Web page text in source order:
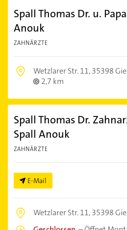
Spall Thomas Dr. u.
Anouk
ZAHNÄRZTE
Wetzlarer Str. 11,35398
2,7 km
Spall Thomas Dr.
Spall Anouk
ZAHNÄRZTE
E-Mail
Wetzlarer Str. 11,35398